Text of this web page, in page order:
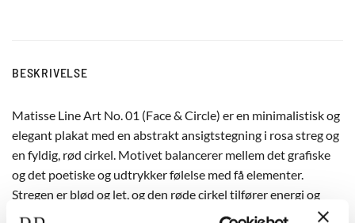
BESKRIVELSE
Matisse Line Art No. 01 (Face & Circle) er en minimalistisk og
elegant plakat med en abstrakt ansigtstegning i rosa streg og
en fyldig, rød cirkel. Motivet balancerer mellem det grafiske
og det poetiske og udtrykker følelse med få elementer.
Stregen er blød og let, og den røde cirkel tilfører energi og
fokus. Plakaten egner sig til moderne og stilrene hjem, hvor